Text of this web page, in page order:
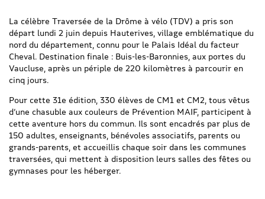
La célèbre Traversée de la Drôme à vélo (TDV) a pris son
départ lundi 2 juin depuis Hauterives, village emblématique du
nord du département, connu pour le Palais Idéal du facteur
Cheval. Destination finale : Buis-les-Baronnies, aux portes du
Vaucluse, après un périple de 220 kilomètres à parcourir en
cinq jours.
Pour cette 31e édition, 330 élèves de CM1 et CM2, tous vêtus
d’une chasuble aux couleurs de Prévention MAIF, participent à
cette aventure hors du commun. Ils sont encadrés par plus de
150 adultes, enseignants, bénévoles associatifs, parents ou
grands-parents, et accueillis chaque soir dans les communes
traversées, qui mettent à disposition leurs salles des fêtes ou
gymnases pour les héberger.